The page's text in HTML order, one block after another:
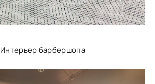
Интерьер барбершопа